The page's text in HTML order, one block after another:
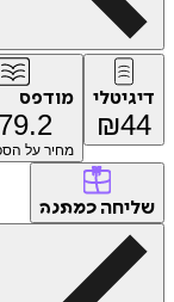
₪
מודפס
₪79.2
מחיר על הספר: ₪99
כמתנה